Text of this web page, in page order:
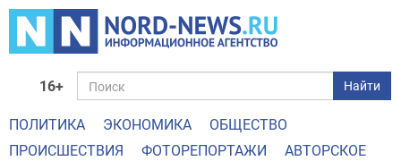
16+ Найти
ПОЛИТИКА ЭКОНОМИКА
ОБЩЕСТВО
ПРОИСШЕСТВИЯ
ФОТОРЕПОРТАЖИ АВТОРСКОЕ